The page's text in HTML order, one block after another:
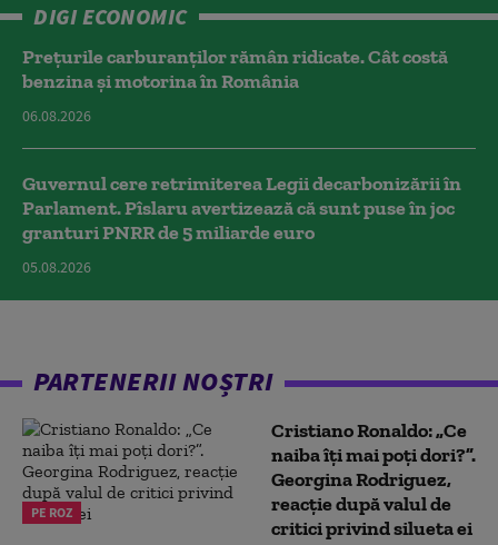
DIGI ECONOMIC
Prețurile carburanților rămân ridicate. Cât costă
benzina și motorina în România
06.08.2026
Guvernul cere retrimiterea Legii decarbonizării în
Parlament. Pîslaru avertizează că sunt puse în joc
granturi PNRR de 5 miliarde euro
05.08.2026
PARTENERII NOȘTRI
PE ROZ
Cristiano Ronaldo: „Ce
naiba îți mai poți dori?”.
Georgina Rodriguez,
reacție după valul de
critici privind silueta ei